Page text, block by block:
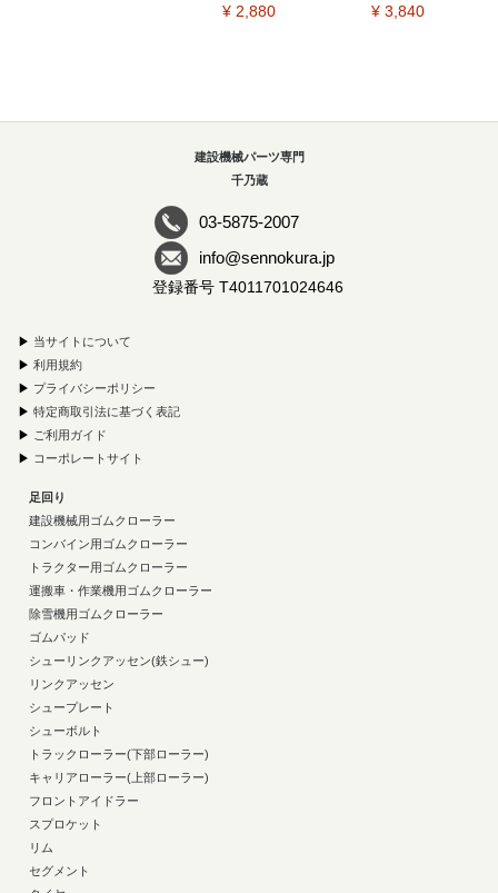
¥ 2,880
¥ 3,840
建設機械パーツ専門
千乃蔵
03-5875-2007
info@sennokura.jp
登録番号 T4011701024646
▶ 当サイトについて
▶ 利用規約
▶ プライバシーポリシー
▶ 特定商取引法に基づく表記
▶ ご利用ガイド
▶ コーポレートサイト
足回り
建設機械用ゴムクローラー
コンバイン用ゴムクローラー
トラクター用ゴムクローラー
運搬車・作業機用ゴムクローラー
除雪機用ゴムクローラー
ゴムパッド
シューリンクアッセン(鉄シュー)
リンクアッセン
シュープレート
シューボルト
トラックローラー(下部ローラー)
キャリアローラー(上部ローラー)
フロントアイドラー
スプロケット
リム
セグメント